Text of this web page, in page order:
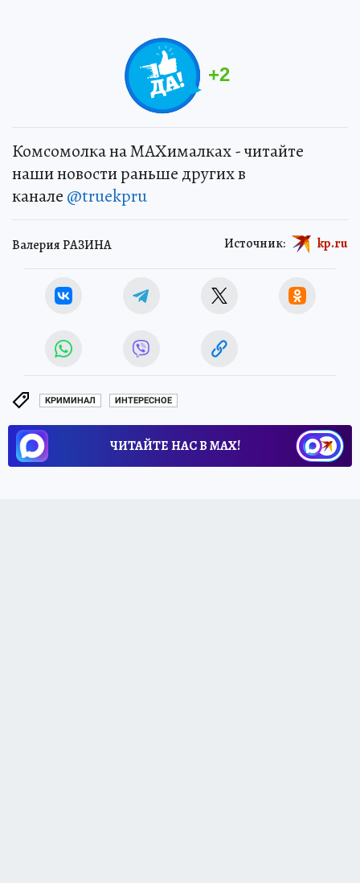
+2
Комсомолка на MAXималках - читайте
наши новости раньше других в
канале @truekpru
Валерия РАЗИНА Источник: kp.ru
КРИМИНАЛ ИНТЕРЕСНОЕ
ЧИТАЙТЕ НАС В МАХ!